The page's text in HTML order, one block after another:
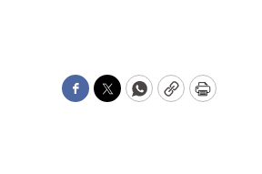
Facebook
TwitterWhatsApp
CopyPrint